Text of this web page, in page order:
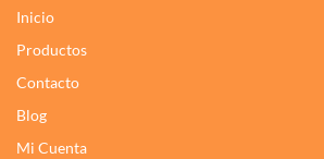
Inicio
Productos
Contacto
Blog
Mi Cuenta